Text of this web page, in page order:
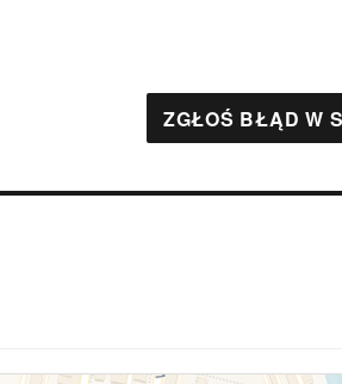
ZGŁOŚ BŁĄD W